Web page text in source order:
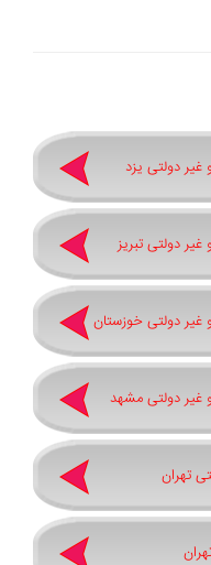
دولتی یزد
دولتی تبریز
دولتی خوزستان
دولتی مشهد
تهران